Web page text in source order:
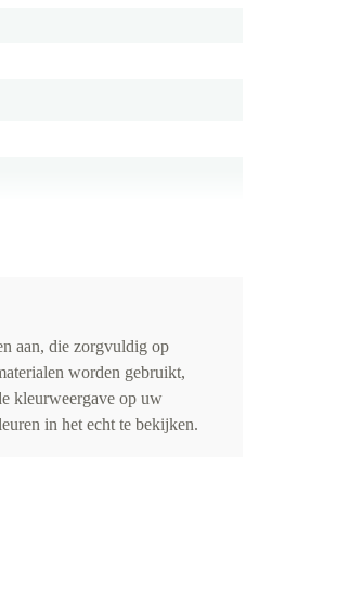
aan, die zorgvuldig op
worden gebruikt,
kleurweergave op uw
in het echt te bekijken.